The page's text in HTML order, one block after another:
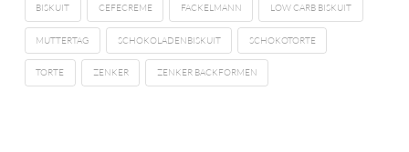
BISKUIT CEFECREME FACKELMANN LOW CARB BISKUIT
MUTTERTAG SCHOKOLADENBISKUIT SCHOKOTORTE
TORTE ZENKER ZENKER BACKFORMEN